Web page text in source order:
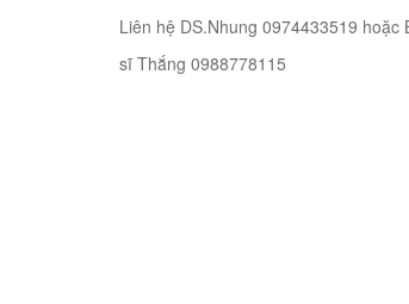
Liên hệ DS.Nhung 0974433519 hoặc
sĩ Thắng 0988778115